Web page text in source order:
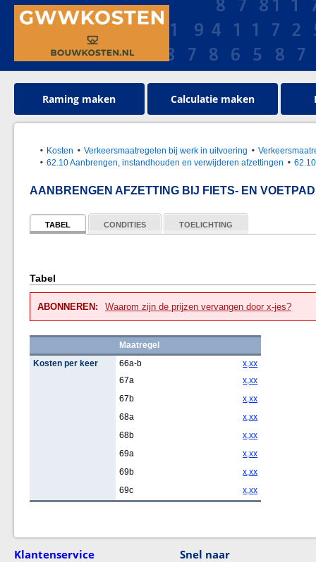
Raming maken Calculatie maken
Kosten Verkeersmaatregelen bij werk in uitvoering
62.10 Aanbrengen, instandhouden en verwijderen afzettingen
AANBRENGEN AFZETTING BIJ FIETS- EN
TABEL CONDITIES TOELICHTING
Tabel
ABONNEREN: Waarom zijn de prijzen vervangen door x-jes?
Maatregel
Kosten per keer
66a-b
x,xx
67a
x,xx
67b
x,xx
68a
x,xx
68b
x,xx
69a
x,xx
69b
x,xx
69c
x,xx
Klantenservice Snel naar